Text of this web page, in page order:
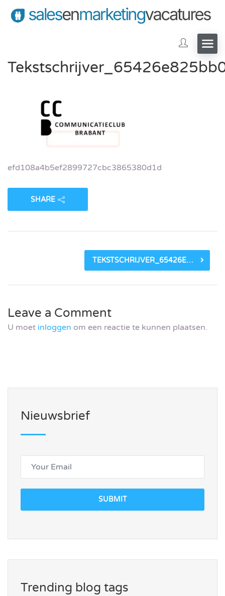
efd108a4b5ef2899727cbc3865380d1d
SHARE
TEKSTSCHRIJVER_65426E825BB05.JPEG
Leave a Comment
U moet inloggen om een reactie te kunnen plaatsen.
Nieuwsbrief
SUBMIT
Trending blog tags